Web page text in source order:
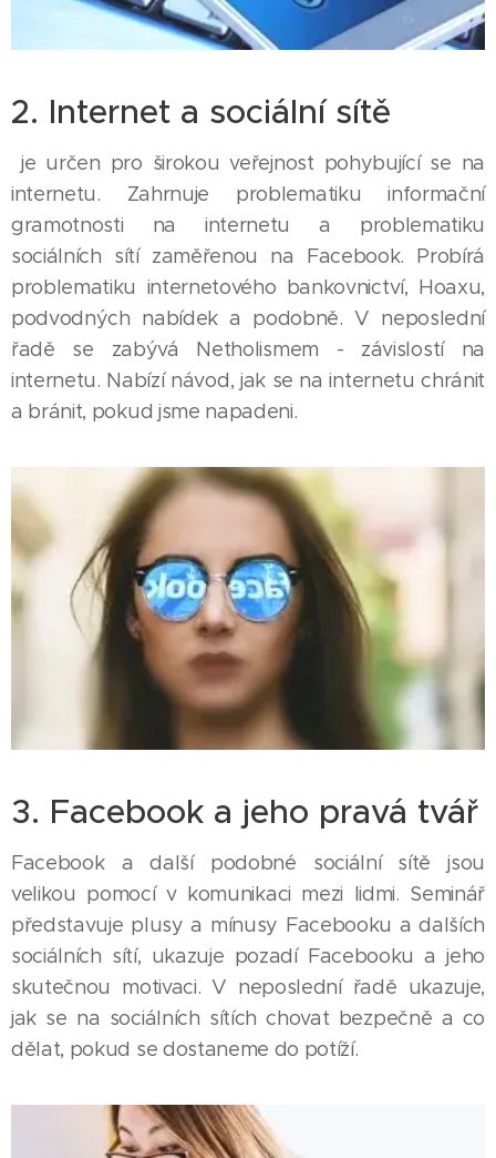
2. Internet a sociální sítě
je určen pro širokou veřejnost pohybující se na
internetu. Zahrnuje problematiku informační
gramotnosti na internetu a problematiku
sociálních sítí zaměřenou na Facebook. Probírá
problematiku internetového bankovnictví, Hoaxu,
podvodných nabídek a podobně. V neposlední
řadě se zabývá Netholismem - závislostí na
internetu. Nabízí návod, jak se na internetu chránit
a bránit, pokud jsme napadeni.
3. Facebook a jeho pravá tvář
Facebook a další podobné sociální sítě jsou
velikou pomocí v komunikaci mezi lidmi. Seminář
představuje plusy a mínusy Facebooku a dalších
sociálních sítí, ukazuje pozadí Facebooku a jeho
skutečnou motivaci. V neposlední řadě ukazuje,
jak se na sociálních sítích chovat bezpečně a co
dělat, pokud se dostaneme do potíží.